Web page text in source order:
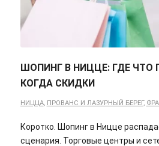
ШОПИНГ В НИЦЦЕ: ГДЕ ЧТО
КОГДА СКИДКИ
НИЦЦА, ПРОВАНС И ЛАЗУРНЫЙ БЕРЕГ,
Коротко. Шопинг в Ницце
сценария. Торговые центры и